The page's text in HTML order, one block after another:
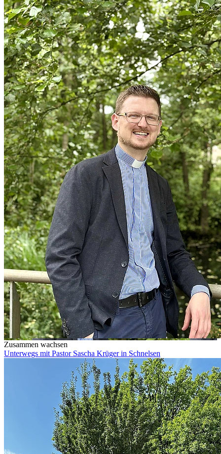
Zusammen wachsen
Unterwegs mit Pastor Sascha Krüger in Schnelsen